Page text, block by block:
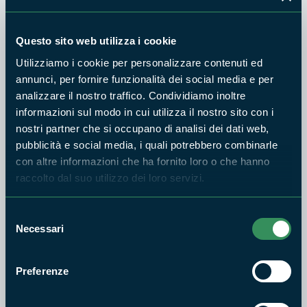
Questo sito web utilizza i cookie
Utilizziamo i cookie per personalizzare contenuti ed
annunci, per fornire funzionalità dei social media e per
analizzare il nostro traffico. Condividiamo inoltre
informazioni sul modo in cui utilizza il nostro sito con i
nostri partner che si occupano di analisi dei dati web,
pubblicità e social media, i quali potrebbero combinarle
con altre informazioni che ha fornito loro o che hanno
raccolto dal suo utilizzo dei loro servizi.
delNecessari
Preferenze
elenchi sul sito diriferimentoe via e-mail.
Nel calendario colloqui diviso secondo la sede di svolgimento
del progetto, sono riportati i nominativi dei candidati in
ordine di convocazione, nei giorni ed orari stabiliti.
Prima di sostenere il colloquio orale, i candidati saranno
invitati a mostrare il documento di riconoscimento. Il
candidato che, pur avendo inoltrato la domanda, non si
presenta al colloquio nei giorni ed orari stabiliti, senza
completato la relativa procedura.
è coinvolto in tre
progetti: “Interpreti di Natura: educazione ambientale e alla